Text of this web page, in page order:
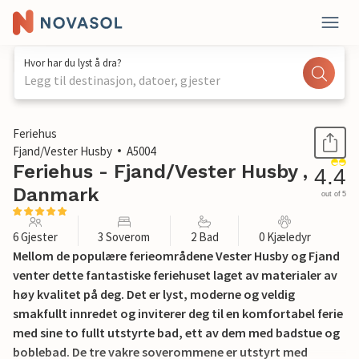
Hvor har du lyst å dra?
Legg til destinasjon, datoer, gjester
1 / 27
Feriehus
Fjand/Vester Husby
A5004
Feriehus - Fjand/Vester Husby ,
Danmark
4.4
out of 5
6 Gjester 3 Soverom 2 Bad 0 Kjæledyr
Mellom de populære ferieområdene Vester Husby og Fjand
venter dette fantastiske feriehuset laget av materialer av
høy kvalitet på deg. Det er lyst, moderne og veldig
smakfullt innredet og inviterer deg til en komfortabel ferie
med sine to fullt utstyrte bad, ett av dem med badstue og
boblebad. De tre vakre soverommene er utstyrt med